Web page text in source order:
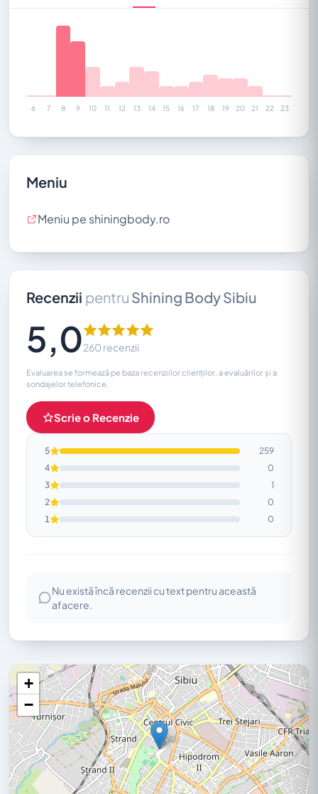
6 7 8 9 10 11 12 13 14 15 16 17 18 19 20 21 22 23
Meniu
Meniu pe shiningbody.ro
Recenzii pentru Shining Body Sibiu
5,0260 recenzii
Evaluarea se formează pe baza recenziilor clienților, a evaluărilor și a
sondajelor telefonice.
Scrie o Recenzie
5
259
4
0
3
1
2
0
1
0
Nu există încă recenzii cu text pentru această
afacere.
+
−